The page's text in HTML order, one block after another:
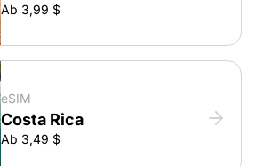
Ab 3,99 $
eSIM
Costa Rica
Ab 3,49 $